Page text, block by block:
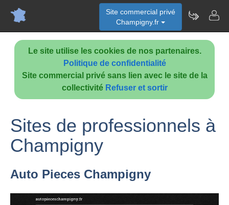
Le site utilise les cookies de nos partenaires.
Politique de confidentialité
Site commercial privé sans lien avec le site de la
collectivité Refuser et sortir
Site commercial privé
Champigny.fr
Sites de professionnels à
Champigny
Auto Pieces Champigny